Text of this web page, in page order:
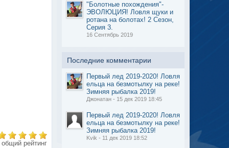
общий рейтинг
"Болотные похождения"-
ЭВОЛЮЦИЯ! Ловля щуки и
ротана на болотах! 2 Сезон,
Серия 3.
16 Сентябрь 2019
Последние комментарии
Первый лед 2019-2020! Ловля
ельца на безмотылку на реке!
Зимняя рыбалка 2019!
Джонатан - 15 дек 2019 18:45
Первый лед 2019-2020! Ловля
ельца на безмотылку на реке!
Зимняя рыбалка 2019!
Kvik - 11 дек 2019 18:52